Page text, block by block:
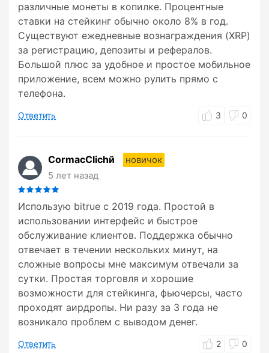
различные монеты в копилке. Процентные
ставки на стейкинг обычно около 8% в год.
Существуют ежедневные вознаграждения (XRP)
за регистрацию, депозиты и рефералов.
Большой плюс за удобное и простое мобильное
приложение, всем можно рулить прямо с
телефона.
Ответить 3 0
CormacClichй
новичок
5 лет назад
Использую bitrue с 2019 года. Простой в
использовании интерфейс и быстрое
обслуживание клиентов. Поддержка обычно
отвечает в течении нескольких минут, на
сложные вопросы мне максимум отвечали за
сутки. Простая торговля и хорошие
возможности для стейкинга, фьючерсы, часто
проходят аирдропы. Ни разу за 3 года не
возникало проблем с выводом денег.
Ответить 2 0